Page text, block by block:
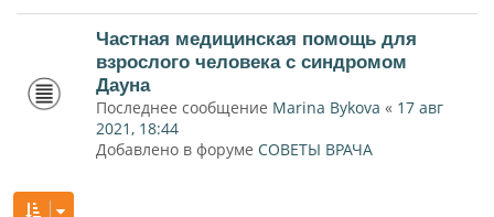
Частная медицинская помощь для
взрослого человека с синдромом
Дауна
Последнее сообщение Marina Bykova « 17 авг
2021, 18:44
Добавлено в форуме СОВЕТЫ ВРАЧА